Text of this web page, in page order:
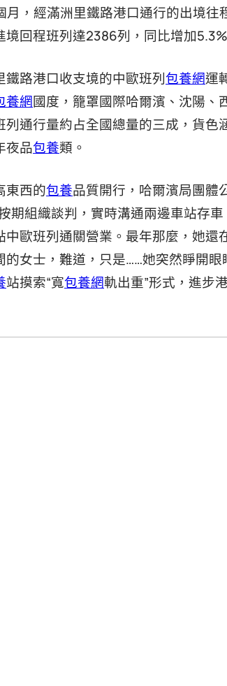
月，經滿洲里鐵路港口通行的出境往
境回程班列達2386列，同比增加
鐵路港口收支境的中歐班列包養網運
養網國度，籠罩國際哈爾濱、沈陽
列通行量約占全國總量的三成，貨
夜品包養類。
東西的包養品質開行，哈爾濱局團體
期組織談判，實時溝通兩邊車站存
中歐班列通關營業。最年那麼，她
的女士，難道，只是……她突然睜開
站摸索“寬包養網軌出重”形式，進步